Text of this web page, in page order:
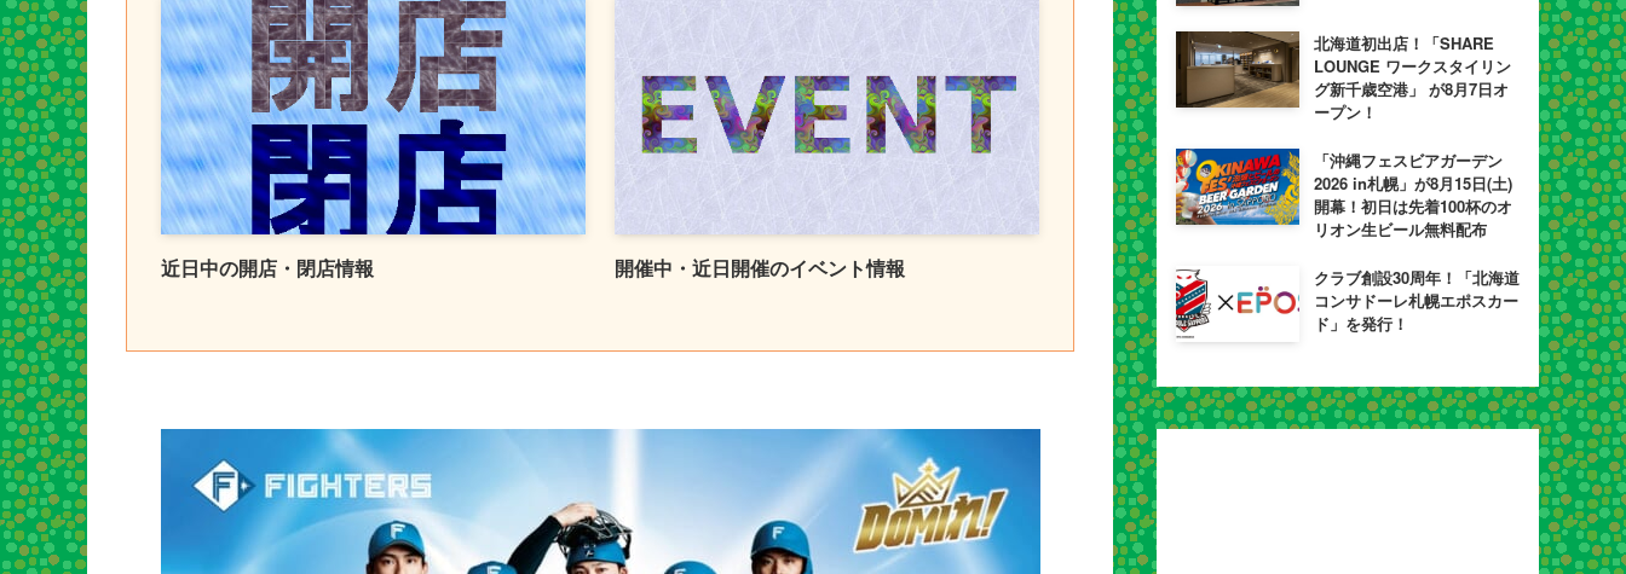
近日中の開店・閉店情報 開催中・近日開催のイベント情報
北海道初出店！「SHARE
LOUNGE ワークスタイリン
グ新千歳空港」 が8月7日オ
ープン！
「沖縄フェスビアガーデン
2026 in札幌」が8月15日(土)
開幕！初日は先着100杯のオ
リオン生ビール無料配布
クラブ創設30周年！「北海道
コンサドーレ札幌エポスカー
ド」を発行！